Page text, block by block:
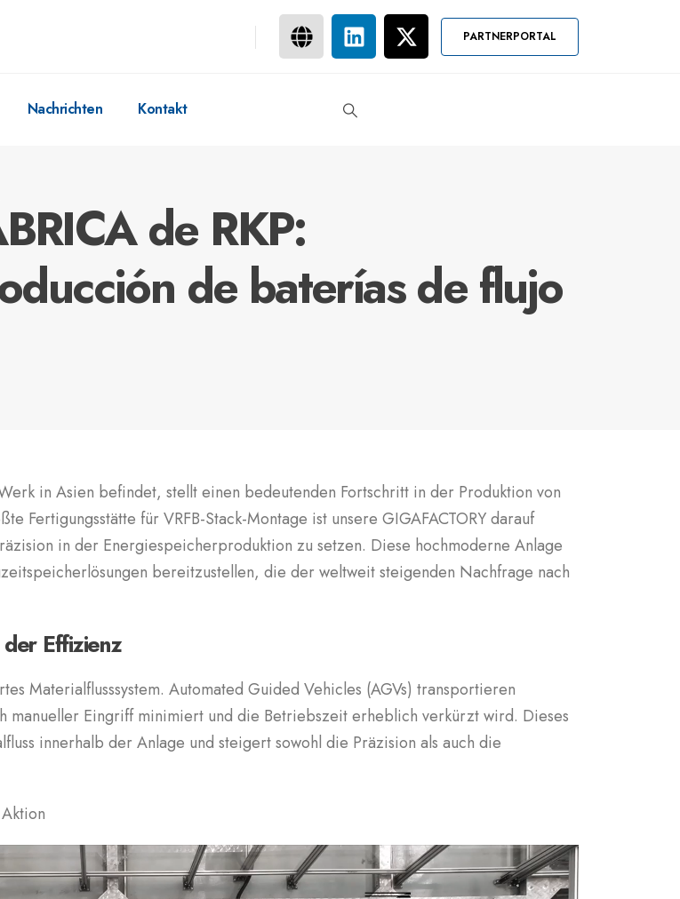
PARTNERPORTAL
Nachrichten Kontakt
de RKP:
de baterías de flujo
in Asien befindet, stellt einen bedeutenden Fortschritt in der Produktion von
Fertigungsstätte für VRFB-Stack-Montage ist unsere GIGAFACTORY darauf
in der Energiespeicherproduktion zu setzen. Diese hochmoderne Anlage
bereitzustellen, die der weltweit steigenden Nachfrage nach
Effizienz
Materialflusssystem. Automated Guided Vehicles (AGVs) transportieren
Eingriff minimiert und die Betriebszeit erheblich verkürzt wird. Dieses
innerhalb der Anlage und steigert sowohl die Präzision als auch die